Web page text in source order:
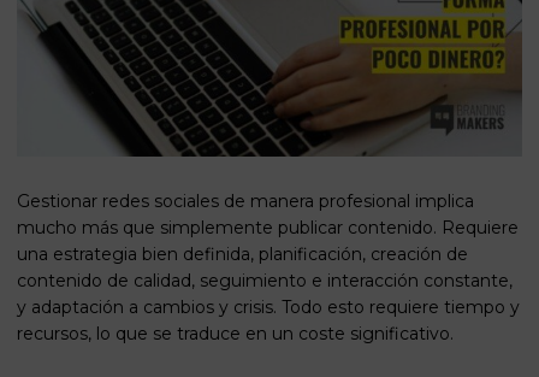
Gestionar redes sociales de manera profesional implica
mucho más que simplemente publicar contenido. Requiere
una estrategia bien definida, planificación, creación de
contenido de calidad, seguimiento e interacción constante,
y adaptación a cambios y crisis. Todo esto requiere tiempo y
recursos, lo que se traduce en un coste significativo.